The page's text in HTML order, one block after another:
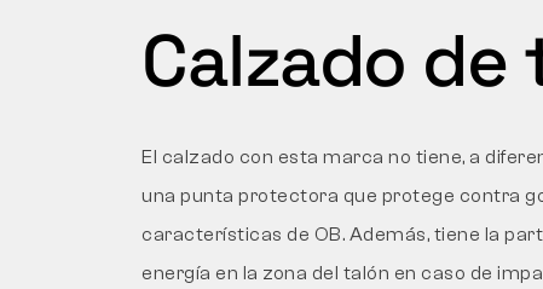
Calzado de
El calzado con esta marca no tiene, a
una punta protectora que protege contra
características de OB. Además, tiene la
energía en la zona del talón en caso de